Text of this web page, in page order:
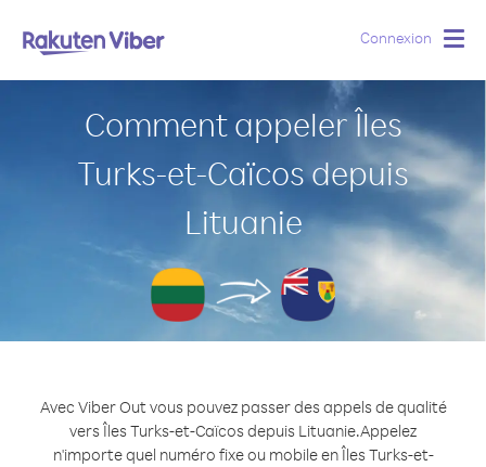
Connexion
Comment appeler Îles
Turks-et-Caïcos depuis
Lituanie
Avec Viber Out vous pouvez passer des appels de qualité
vers Îles Turks-et-Caïcos depuis Lituanie.Appelez
n'importe quel numéro fixe ou mobile en Îles Turks-et-